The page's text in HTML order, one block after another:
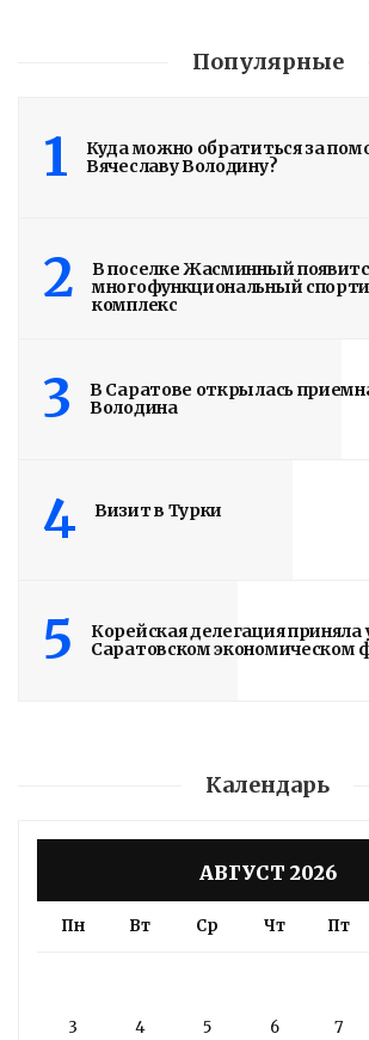
Популярные
1
Куда можно обратиться за
Вячеславу Володину?
2
В поселке Жасминный
многофункциональный
комплекс
3
В Саратове открылась
Володина
4 Визит в Турки
5
Корейская делегация приняла
Саратовском экономическом
Календарь
АВГУСТ 2026
Пн Вт Ср Чт Пт
3 4 5 6 7
Сборка ПЯТОГО
завершающую
На заводе показали как идет